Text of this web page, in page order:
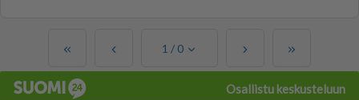
1 / 0
Osallistu keskusteluun